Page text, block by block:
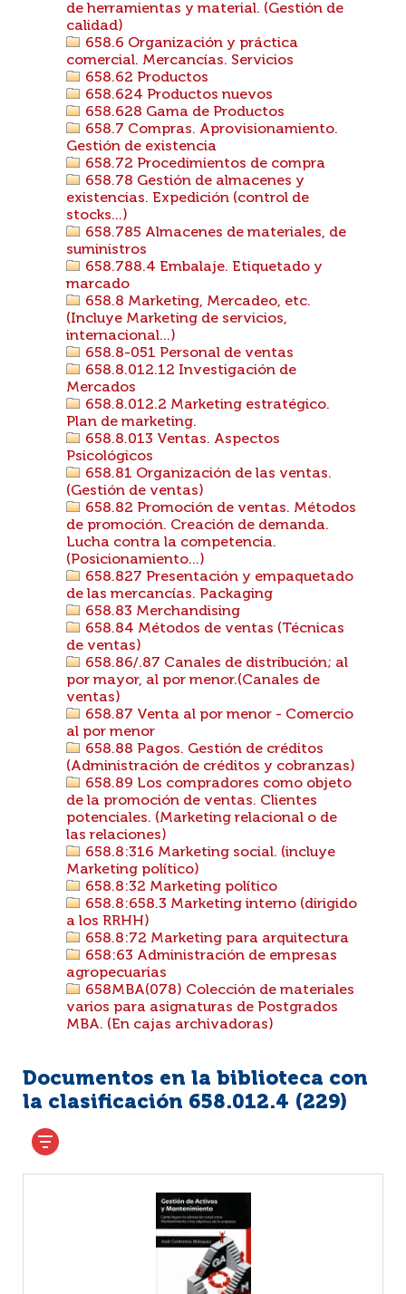
de herramientas y material. (Gestión de
calidad)
658.6 Organización y práctica
comercial. Mercancías. Servicios
658.62 Productos
658.624 Productos nuevos
658.628 Gama de Productos
658.7 Compras. Aprovisionamiento.
Gestión de existencia
658.72 Procedimientos de compra
658.78 Gestión de almacenes y
existencias. Expedición (control de
stocks...)
658.785 Almacenes de materiales, de
suministros
658.788.4 Embalaje. Etiquetado y
marcado
658.8 Marketing, Mercadeo, etc.
(Incluye Marketing de servicios,
internacional...)
658.8-051 Personal de ventas
658.8.012.12 Investigación de
Mercados
658.8.012.2 Marketing estratégico.
Plan de marketing.
658.8.013 Ventas. Aspectos
Psicológicos
658.81 Organización de las ventas.
(Gestión de ventas)
658.82 Promoción de ventas. Métodos
de promoción. Creación de demanda.
Lucha contra la competencia.
(Posicionamiento...)
658.827 Presentación y empaquetado
de las mercancías. Packaging
658.83 Merchandising
658.84 Métodos de ventas (Técnicas
de ventas)
658.86/.87 Canales de distribución; al
por mayor, al por menor.(Canales de
ventas)
658.87 Venta al por menor - Comercio
al por menor
658.88 Pagos. Gestión de créditos
(Administración de créditos y cobranzas)
658.89 Los compradores como objeto
de la promoción de ventas. Clientes
potenciales. (Marketing relacional o de
las relaciones)
658.8:316 Marketing social. (incluye
Marketing político)
658.8:32 Marketing político
658.8:658.3 Marketing interno (dirigido
a los RRHH)
658.8:72 Marketing para arquitectura
658:63 Administración de empresas
agropecuarias
658MBA(078) Colección de materiales
varios para asignaturas de Postgrados
MBA. (En cajas archivadoras)
Documentos en la biblioteca con
la clasificación 658.012.4 (229)